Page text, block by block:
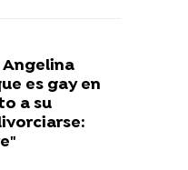
Angelina
es gay en
a su